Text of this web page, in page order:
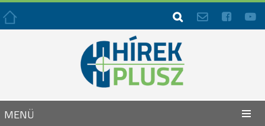
   
MENÜ